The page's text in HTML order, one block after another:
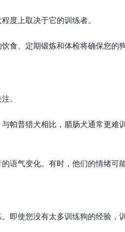
度上取决于它的训练者。
食、定期锻炼和体检将确保您的
。
帕普猎犬相比，腊肠犬通常更难
语气变化。有时，他们的情绪可
即使您没有太多训练狗的经验，